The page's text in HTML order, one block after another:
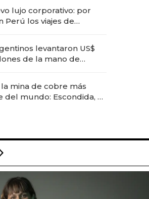
lujo corporativo: por
Perú los viajes de
en experiencias
levantaron US$
de la mano de
la mina de cobre más
del mundo: Escondida, el